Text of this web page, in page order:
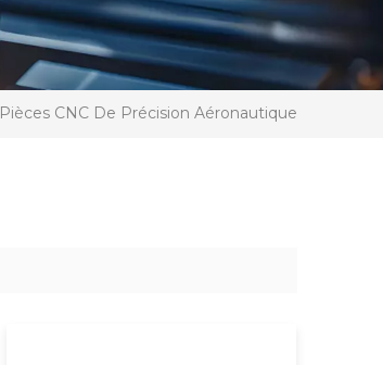
Pièces CNC De Précision Aéronautique